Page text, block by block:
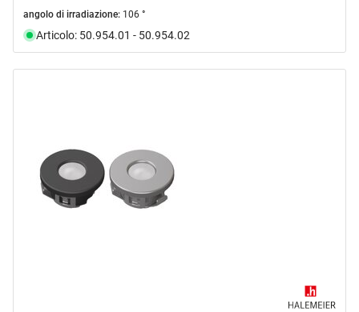
angolo di irradiazione: 106 °
Articolo: 50.954.01 - 50.954.02